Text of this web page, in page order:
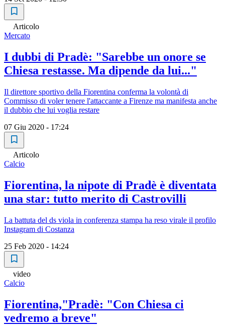
Articolo
Mercato
I dubbi di Pradè: "Sarebbe un onore se
Chiesa restasse. Ma dipende da lui..."
Il direttore sportivo della Fiorentina conferma la volontà di
Commisso di voler tenere l'attaccante a Firenze ma manifesta anche
il dubbio che lui voglia restare
07 Giu 2020 - 17:24
Articolo
Calcio
Fiorentina, la nipote di Pradè è diventata
una star: tutto merito di Castrovilli
La battuta del ds viola in conferenza stampa ha reso virale il profilo
Instagram di Costanza
25 Feb 2020 - 14:24
video
Calcio
Fiorentina,"Pradè: "Con Chiesa ci
vedremo a breve"